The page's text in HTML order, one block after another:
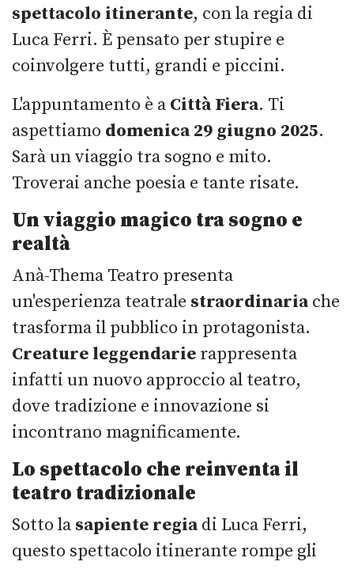
spettacolo itinerante, con la regia di
Luca Ferri. È pensato per stupire e
coinvolgere tutti, grandi e piccini.
L'appuntamento è a Città Fiera. Ti
aspettiamo domenica 29 giugno 2025.
Sarà un viaggio tra sogno e mito.
Troverai anche poesia e tante risate.
Un viaggio magico tra sogno e
realtà
Anà-Thema Teatro presenta
un'esperienza teatrale straordinariache
trasforma il pubblico in protagonista.
Creature leggendarie rappresenta
infatti un nuovo approccio al teatro,
dove tradizione e innovazione si
incontrano magnificamente.
Lo spettacolo che reinventa il
teatro tradizionale
Sotto la sapiente regiadi Luca Ferri,
questo spettacolo itinerante rompe gli